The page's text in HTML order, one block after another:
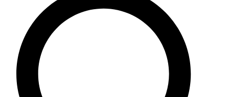
Покупка в разделе «Прочее» особенно актуальна, когда вы не
хотите брать большой пакет ресурсов, а нуждаетесь в чём-то
конкретном: редком расходнике, наборе для конкретного
события или небольшом буст-эффекте. Это отличный способ
закрыть одну-две задачи, не тратя время на бесконечный
гринд.
На GG.Store вы без труда подберёте нужные позиции у других
игроков, ориентируясь на свои текущие цели в Raven 2.